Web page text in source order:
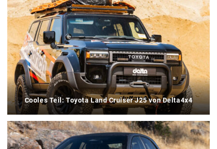
Cooles Teil: Toyota Land Cruiser J25 von Delta4x4